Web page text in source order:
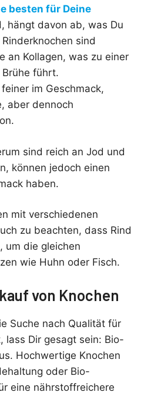
besten für Deine
hängt davon ab, was Du
sind
an Kollagen, was zu einer
führt.
im Geschmack,
aber dennoch
sind reich an Jod und
können jedoch einen
haben.
mit verschiedenen
zu beachten, dass Rind
um die gleichen
wie Huhn oder Fisch.
von Knochen
Suche nach Qualität für
lass Dir gesagt sein: Bio-
Hochwertige Knochen
oder Bio-
eine nährstoffreichere